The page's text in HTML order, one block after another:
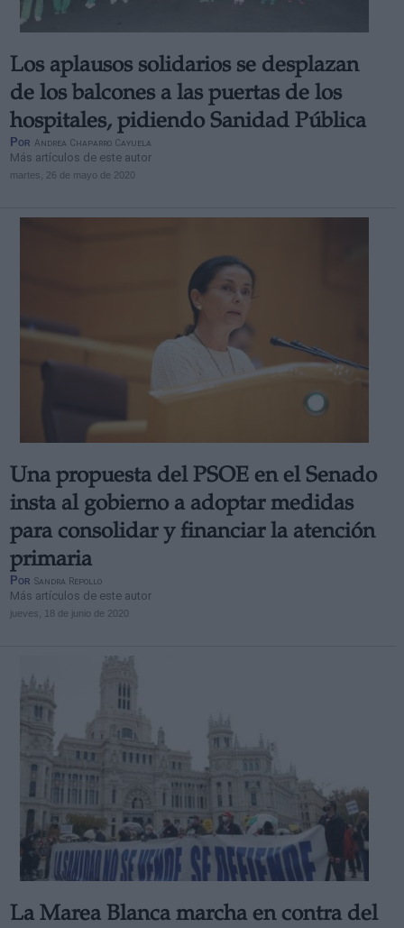
Los aplausos solidarios se desplazan
de los balcones a las puertas de los
hospitales, pidiendo Sanidad Pública
Por Andrea Chaparro Cayuela
Más artículos de este autor
martes, 26 de mayo de 2020
Una propuesta del PSOE en el Senado
insta al gobierno a adoptar medidas
para consolidar y financiar la atención
primaria
Por Sandra Repollo
Más artículos de este autor
jueves, 18 de junio de 2020
La Marea Blanca marcha en contra del